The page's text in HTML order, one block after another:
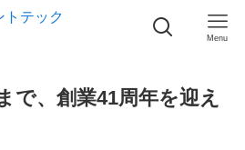
Menu
で、創業41周年を迎え